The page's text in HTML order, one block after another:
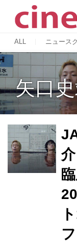
ALL ニュース
矢口